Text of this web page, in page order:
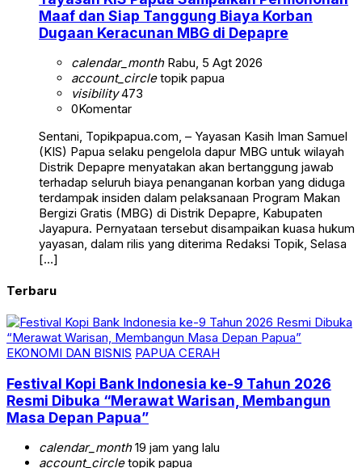
Maaf dan Siap Tanggung Biaya Korban
Dugaan Keracunan MBG di Depapre
calendar_monthRabu, 5 Agt 2026
account_circletopik papua
visibility473
0Komentar
Sentani, Topikpapua.com, – Yayasan Kasih Iman Samuel
(KIS) Papua selaku pengelola dapur MBG untuk wilayah
Distrik Depapre menyatakan akan bertanggung jawab
terhadap seluruh biaya penanganan korban yang diduga
terdampak insiden dalam pelaksanaan Program Makan
Bergizi Gratis (MBG) di Distrik Depapre, Kabupaten
Jayapura. Pernyataan tersebut disampaikan kuasa hukum
yayasan, dalam rilis yang diterima Redaksi Topik, Selasa
[…]
Terbaru
EKONOMI DAN BISNIS PAPUA CERAH
Festival Kopi Bank Indonesia ke-9 Tahun 2026
Resmi Dibuka “Merawat Warisan, Membangun
Masa Depan Papua”
calendar_month19 jam yang lalu
account_circletopik papua